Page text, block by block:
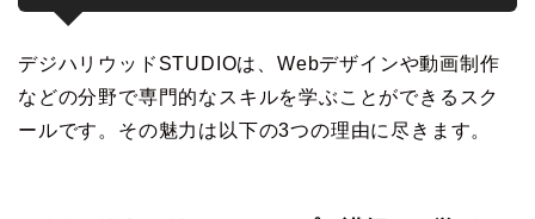
デジハリウッドSTUDIOは、Webデザインや動画制作
などの分野で専門的なスキルを学ぶことができるスク
ールです。その魅力は以下の3つの理由に尽きます。